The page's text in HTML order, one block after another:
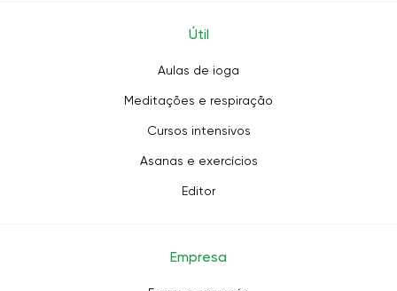
Útil
Aulas de ioga
Meditações e respiração
Cursos intensivos
Asanas e exercícios
Editor
Empresa